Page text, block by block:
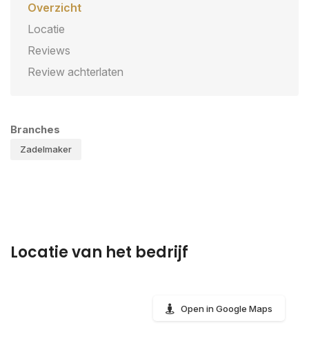
Overzicht
Locatie
Reviews
Review achterlaten
Branches
Zadelmaker
Locatie van het bedrijf
Open in Google Maps